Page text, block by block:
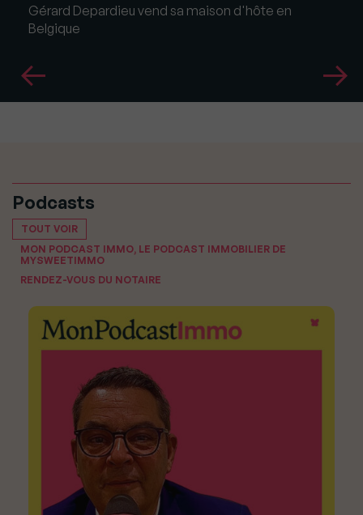
Gérard Depardieu vend sa maison d'hôte en
Belgique
Podcasts
TOUT VOIR
MON PODCAST IMMO, LE PODCAST IMMOBILIER DE
MYSWEETIMMO
RENDEZ-VOUS DU NOTAIRE